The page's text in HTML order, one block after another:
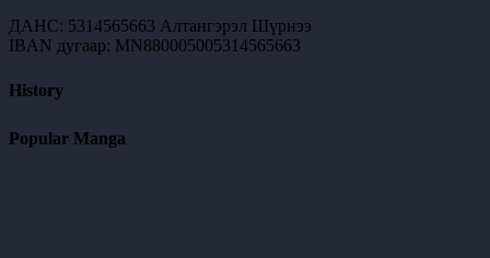
ДАНС: 5314565663 Алтангэрэл Шүрнээ
IBAN дугаар: MN880005005314565663
History
Popular Manga